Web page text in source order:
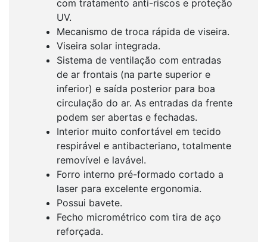
com tratamento anti-riscos e proteção
UV.
Mecanismo de troca rápida de viseira.
Viseira solar integrada.
Sistema de ventilação com entradas
de ar frontais (na parte superior e
inferior) e saída posterior para boa
circulação do ar. As entradas da frente
podem ser abertas e fechadas.
Interior muito confortável em tecido
respirável e antibacteriano, totalmente
removível e lavável.
Forro interno pré-formado cortado a
laser para excelente ergonomia.
Possui bavete.
Fecho micrométrico com tira de aço
reforçada.